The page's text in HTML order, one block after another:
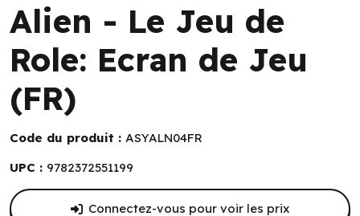
Alien - Le Jeu de
Role: Ecran de Jeu
(FR)
Code du produit : ASYALN04FR
UPC : 9782372551199
Connectez-vous pour voir les prix